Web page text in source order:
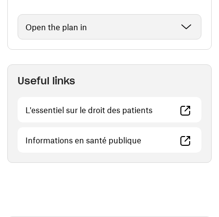
Open the plan in
Useful links
L'essentiel sur le droit des patients(opens in a new
Informations en santé publique (opens in a new